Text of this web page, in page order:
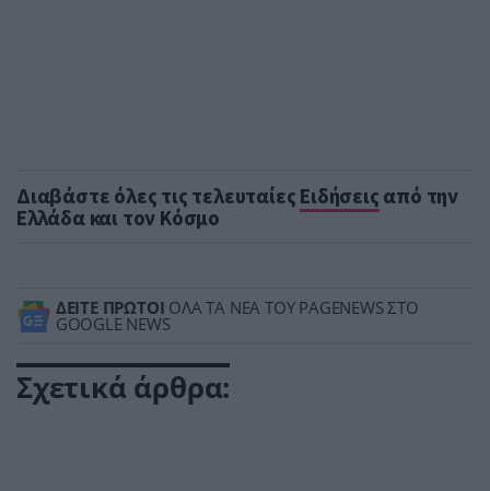
Διαβάστε όλες τις τελευταίες Ειδήσεις από την
Ελλάδα και τον Κόσμο
ΔΕΙΤΕ ΠΡΩΤΟΙ ΟΛΑ ΤΑ ΝΕΑ ΤΟΥ PAGENEWS ΣΤΟ
GOOGLE NEWS
Σχετικά άρθρα: